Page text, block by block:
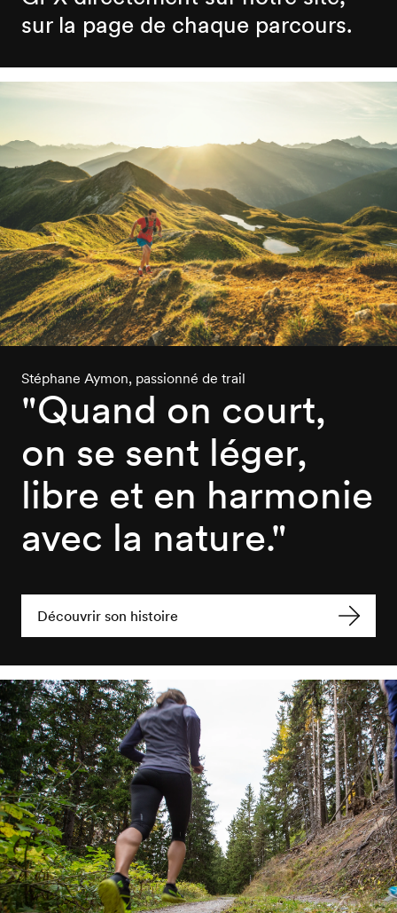
sur la page de chaque parcours.
Stéphane Aymon, passionné de trail
"Quand on court,
on se sent léger,
libre et en harmonie
avec la nature."
Découvrir son histoire